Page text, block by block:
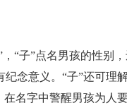
“子”点名男孩的性
念意义。“子”还可理
名字中警醒男孩为